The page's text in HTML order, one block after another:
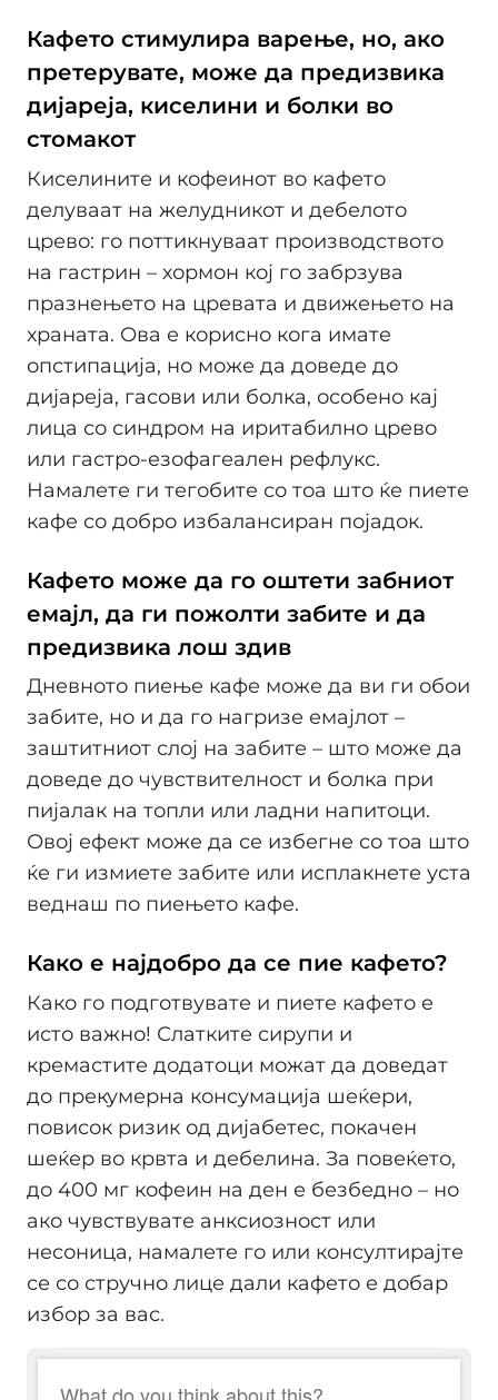
Кафето стимулира варење, но, ако
претерувате, може да предизвика
дијареја, киселини и болки во
стомакот
Киселините и кофеинот во кафето
делуваат на желудникот и дебелото
црево: го поттикнуваат производството
на гастрин – хормон кој го забрзува
празнењето на цревата и движењето на
храната. Ова е корисно кога имате
опстипација, но може да доведе до
дијареја, гасови или болка, особено кај
лица со синдром на иритабилно црево
или гастро-езофагеален рефлукс.
Намалете ги тегобите со тоа што ќе пиете
кафе со добро избалансиран појадок.
Кафето може да го оштети забниот
емајл, да ги пожолти забите и да
предизвика лош здив
Дневното пиење кафе може да ви ги обои
забите, но и да го нагризе емајлот –
заштитниот слој на забите – што може да
доведе до чувствителност и болка при
пијалак на топли или ладни напитоци.
Овој ефект може да се избегне со тоа што
ќе ги измиете забите или исплакнете уста
веднаш по пиењето кафе.
Како е најдобро да се пие кафето?
Како го подготвувате и пиете кафето е
исто важно! Слатките сирупи и
кремастите додатоци можат да доведат
до прекумерна консумација шеќери,
повисок ризик од дијабетес, покачен
шеќер во крвта и дебелина. За повеќето,
до 400 мг кофеин на ден е безбедно – но
ако чувствувате анксиозност или
несоница, намалете го или консултирајте
се со стручно лице дали кафето е добар
избор за вас.